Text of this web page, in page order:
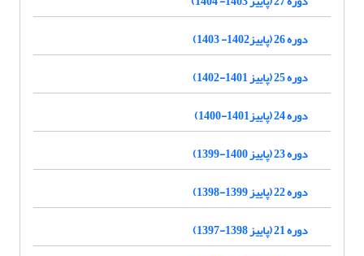
دوره 26 (پاییز1402- 1403)
دوره 25 (پاییز 1401-1402)
دوره 24 (پاییز1401-1400)
دوره 23 (پاییز 1400-1399)
دوره 22 (پاییز 1399-1398)
دوره 21 (پاییز 1398-1397)